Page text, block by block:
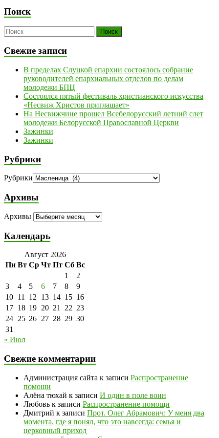
Поиск
Свежие записи
В пределах Слуцкой епархии состоялось собрание
руководителей епархиальных отделов по делам
молодежи БПЦ
Состоялся пятый фестиваль христианского искусства
«Несвиж Христов приглашает»
На Несвижчине прошел Всебелорусский летний слет
молодежи Белорусской Православной Церкви
Зажинки
Зажинки
Рубрики
Рубрики
Архивы
Архивы
Календарь
Август 2026
Пн Вт Ср Чт Пт Сб Вс
1
2
3
4 5 6 7 8
9
10 11 12 13 14 15 16
17 18 19 20 21 22 23
24 25 26 27 28 29 30
31
« Июл
Свежие комментарии
Администрация сайта к записи Распространение
помощи
Алёна тюхай к записи И один в поле воин
Любовь к записи Распространение помощи
Дмитрий к записи Прот. Олег Абрамович: У меня два
момента, где я понял, что это навсегда: семья и
церковный приход